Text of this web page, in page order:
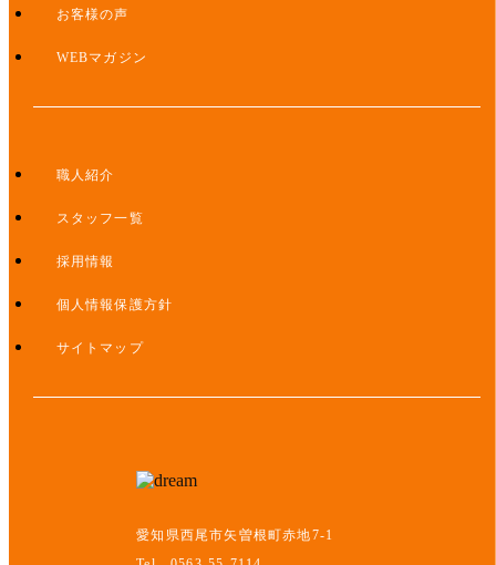
愛知県西尾市矢曽根町赤地7-1
お客様の声
WEBマガジン
職人紹介
スタッフ一覧
採用情報
個人情報保護方針
サイトマップ